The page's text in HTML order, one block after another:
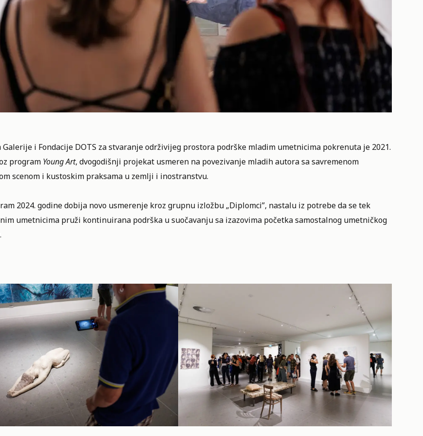
i Fondacije DOTS za stvaranje održivijeg prostora podrške mladim umetnicima pokrenuta je 2021.
program Young Art, dvogodišnji projekat usmeren na povezivanje mladih autora sa savremenom
scenom i kustoskim praksama u zemlji i inostranstvu.
2024. godine dobija novo usmerenje kroz grupnu izložbu „Diplomci”, nastalu iz potrebe da se tek
umetnicima pruži kontinuirana podrška u suočavanju sa izazovima početka samostalnog umetničkog